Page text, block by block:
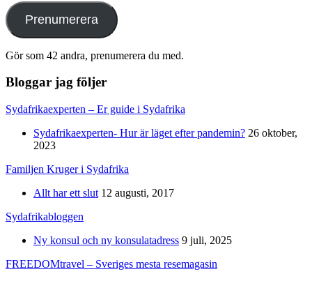
Prenumerera
Gör som 42 andra, prenumerera du med.
Bloggar jag följer
Sydafrikaexperten – Er guide i Sydafrika
Sydafrikaexperten- Hur är läget efter pandemin? 26 oktober,
2023
Familjen Kruger i Sydafrika
Allt har ett slut 12 augusti, 2017
Sydafrikabloggen
Ny konsul och ny konsulatadress 9 juli, 2025
FREEDOMtravel – Sveriges mesta resemagasin